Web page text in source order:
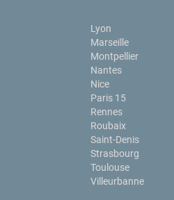
Lyon
Marseille
Montpellier
Nantes
Nice
Paris 15
Rennes
Roubaix
Saint-Denis
Strasbourg
Toulouse
Villeurbanne